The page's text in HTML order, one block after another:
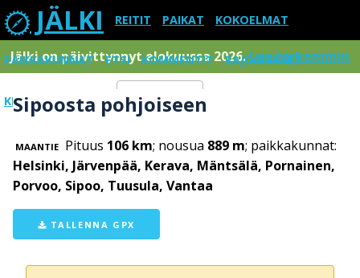
JÄLKI REITIT PAIKAT KOKOELMAT
PAIKKAKUNNAT ETSI KOMMENTIT RAJOITUKSET
KIRJAUDU SISÄÄN Menu
Jälki on päivittynnyt elokuussa 2026.Lue tarkemmin
Sipoosta pohjoiseen
MAANTIE Pituus 106 km; nousua 889 m; paikkakunnat:
Helsinki, Järvenpää, Kerava, Mäntsälä, Pornainen,
Porvoo, Sipoo, Tuusula, Vantaa
TALLENNA GPX